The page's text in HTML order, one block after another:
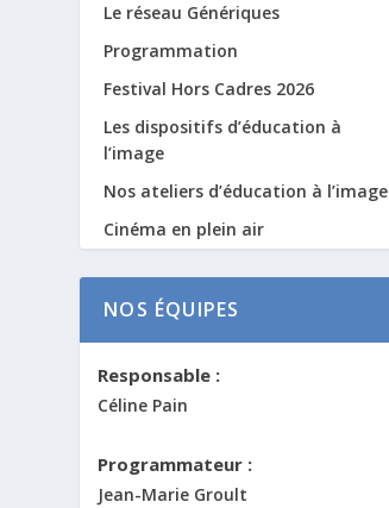
Le réseau Génériques
Programmation
Festival Hors Cadres 2026
Les dispositifs d’éducation à
l’image
Nos ateliers d’éducation à l’image
Cinéma en plein air
NOS ÉQUIPES
Responsable :
Céline Pain
Programmateur :
Jean-Marie Groult